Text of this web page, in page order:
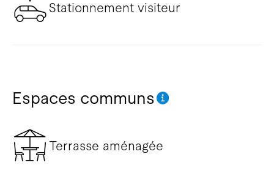
Stationnement visiteur
Espaces communs
Terrasse aménagée